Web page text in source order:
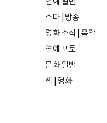
스타 방송
영화 소식 음악
연예 포토
문화 일반
책
영화